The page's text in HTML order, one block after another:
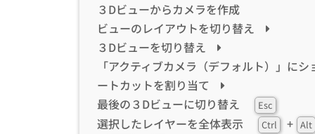
３Dビューからカメラを作成
ビューのレイアウトを切り替え
３Dビューを切り替え
「アクティブカメラ（デフォルト）」にシ
ートカットを割り当て
最後の３Dビューに切り替え
Esc
選択したレイヤーを全体表示 Ctrl + Alt